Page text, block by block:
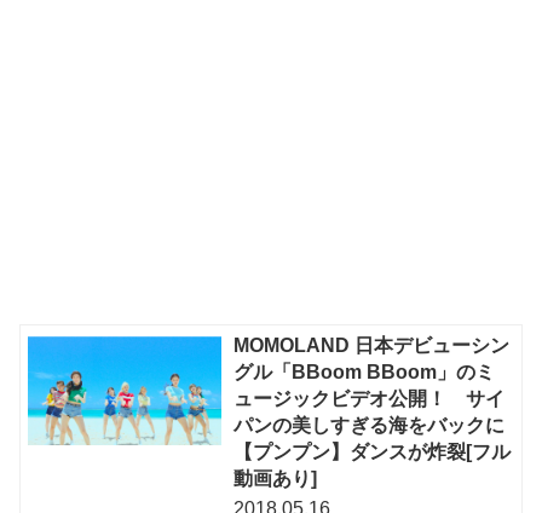
MOMOLAND 日本デビューシン
グル「BBoom BBoom」のミ
ュージックビデオ公開！ サイ
パンの美しすぎる海をバックに
【プンプン】ダンスが炸裂[フル
動画あり]
2018.05.16